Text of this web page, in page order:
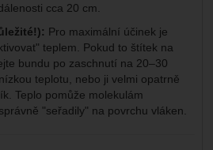
cca 20 cm.
Pro maximální účinek je
teplem. Pokud to štítek na
bundu po zaschnutí na 20–30
teplotu, nebo ji velmi opatrně
Teplo pomůže molekulám
"seřadily" na povrchu vláken.